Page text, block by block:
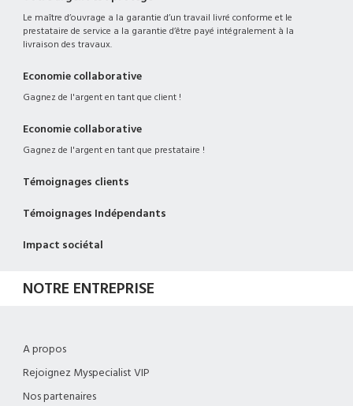
Le maître d’ouvrage a la garantie d’un travail livré conforme et le
prestataire de service a la garantie d’être payé intégralement à la
livraison des travaux.
Economie collaborative
Gagnez de l'argent en tant que client !
Economie collaborative
Gagnez de l'argent en tant que prestataire !
Témoignages clients
Témoignages Indépendants
Impact sociétal
NOTRE ENTREPRISE
A propos
Rejoignez Myspecialist VIP
Nos partenaires